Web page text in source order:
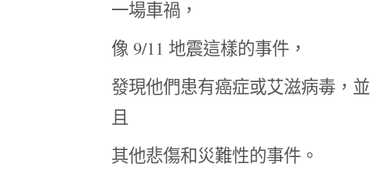
一場車禍，
像 9/11 地震這樣的事件，
發現他們患有癌症或艾滋病毒，並
且
其他悲傷和災難性的事件。